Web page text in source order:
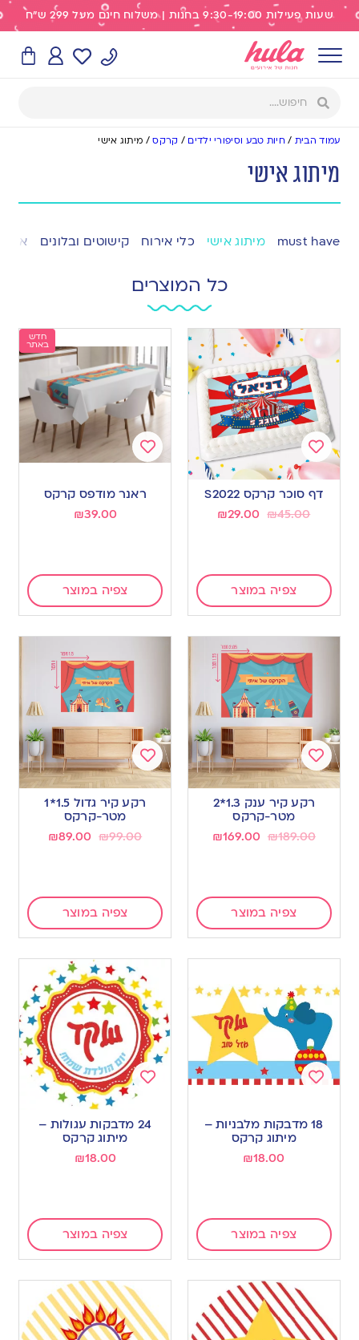
שעות פעילות 9:30-19:00 בחנות | משלוח חינם מעל 299 ש"ח
עמוד הבית /חיות טבע וסיפורי ילדים / קרקס/ מיתוג אישי
מיתוג אישי
must have מיתוג אישי כלי אירוח קישוטים ובלונים
כל המוצרים
Add
to
wishlist
דף סוכר קרקס S2022
₪45.00
₪29.00
צפיה במוצר
חדש
באתר
ראנר מודפס קרקס
₪39.00
צפיה במוצר
Add
wishlist
רקע קיר ענק 1.3*2
מטר-קרקס
₪189.00
₪169.00
צפיה במוצר
Add
wishlist
רקע קיר גדול 1.5*1
מטר-קרקס
₪99.00
₪89.00
צפיה במוצר
to
wishlist
18 מדבקות מלבניות –
מיתוג קרקס
₪18.00
צפיה במוצר
Add
wishlist
24 מדבקות עגולות –
מיתוג קרקס
₪18.00
צפיה במוצר